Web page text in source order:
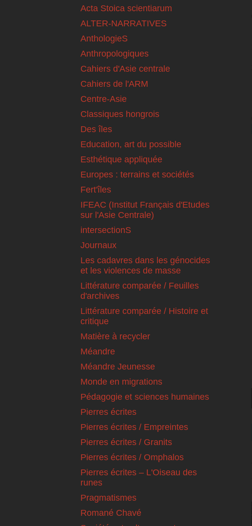
Acta Stoica scientiarum
ALTER-NARRATIVES
AnthologieS
Anthropologiques
Cahiers d'Asie centrale
Cahiers de l'ARM
Centre-Asie
Classiques hongrois
Des îles
Education, art du possible
Esthétique appliquée
Europes : terrains et sociétés
Fert'îles
IFEAC (Institut Français d'Etudes
sur l'Asie Centrale)
intersectionS
Journaux
Les cadavres dans les génocides
et les violences de masse
Littérature comparée / Feuilles
d'archives
Littérature comparée / Histoire et
critique
Matière à recycler
Méandre
Méandre Jeunesse
Monde en migrations
Pédagogie et sciences humaines
Pierres écrites
Pierres écrites / Empreintes
Pierres écrites / Granits
Pierres écrites / Omphalos
Pierres écrites – L'Oiseau des
runes
Pragmatismes
Romané Chavé